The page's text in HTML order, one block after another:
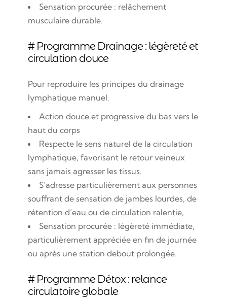
Sensation procurée : relâchement
musculaire durable.
# Programme Drainage : légèreté et
circulation douce
Pour reproduire les principes du drainage
lymphatique manuel.
Action douce et progressive du bas vers le
haut du corps
Respecte le sens naturel de la circulation
lymphatique, favorisant le retour veineux
sans jamais agresser les tissus.
S’adresse particulièrement aux personnes
souffrant de sensation de jambes lourdes, de
rétention d’eau ou de circulation ralentie,
Sensation procurée : légèreté immédiate,
particulièrement appréciée en fin de journée
ou après une station debout prolongée.
# Programme Détox : relance
circulatoire globale